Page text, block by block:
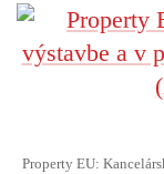
Property EU: